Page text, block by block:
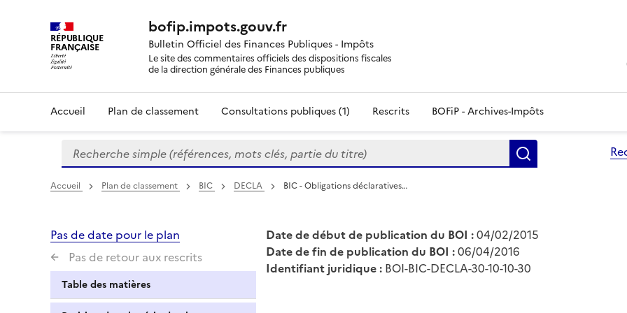
RÉPUBLIQUE
FRANÇAISE
bofip.impots.gouv.fr
Bulletin Officiel des Finances Publiques - Impôts
Le site des commentaires officiels des dispositions fiscales
de la direction générale des Finances publiques
Accueil Plan de classement Consultations publiques (1) Rescrits BOFiP - Archives-Impôts
Formulaire
de
recherche
Recherche simple (références, mots clés, partie du titre)
Accueil Plan de classement BIC DECLA BIC - Obligations déclaratives…
Pas de date pour le plan
Pas de retour aux rescrits
Table des matières
Date de début de publication du BOI :04/02/2015
Date de fin de publication du BOI :06/04/2016
Identifiant juridique : BOI-BIC-DECLA-30-10-10-30